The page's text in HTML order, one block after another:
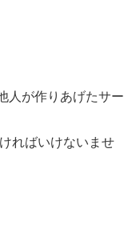
人が作りあげたサー
ればいけないませ